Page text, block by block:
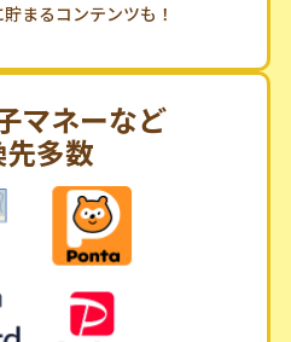
まるコンテンツも！
マネーなど
多数